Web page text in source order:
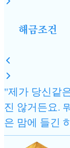
해금조건
"제가 당신같
진 않거든요.
은 맘에 들긴